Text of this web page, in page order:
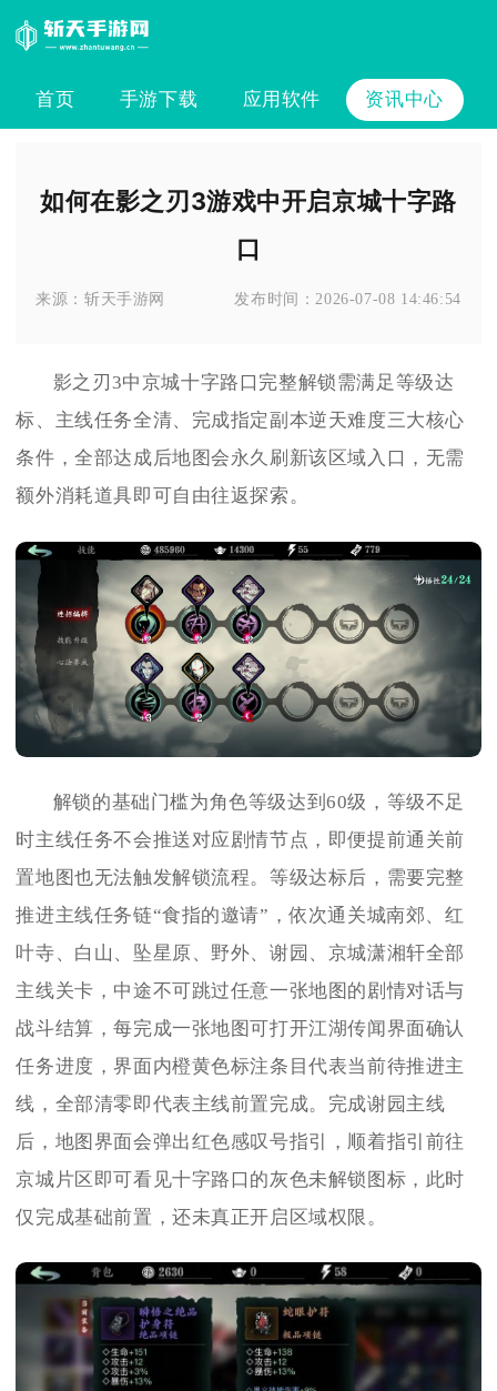
首页 手游下载 应用软件 资讯中心
如何在影之刃3游戏中开启京城十字路
口
来源：斩天手游网 发布时间： 2026-07-08 14:46:54
影之刃3中京城十字路口完整解锁需满足等级达
标、主线任务全清、完成指定副本逆天难度三大核心
条件，全部达成后地图会永久刷新该区域入口，无需
额外消耗道具即可自由往返探索。
解锁的基础门槛为角色等级达到60级，等级不足
时主线任务不会推送对应剧情节点，即便提前通关前
置地图也无法触发解锁流程。等级达标后，需要完整
推进主线任务链“食指的邀请”，依次通关城南郊、红
叶寺、白山、坠星原、野外、谢园、京城潇湘轩全部
主线关卡，中途不可跳过任意一张地图的剧情对话与
战斗结算，每完成一张地图可打开江湖传闻界面确认
任务进度，界面内橙黄色标注条目代表当前待推进主
线，全部清零即代表主线前置完成。完成谢园主线
后，地图界面会弹出红色感叹号指引，顺着指引前往
京城片区即可看见十字路口的灰色未解锁图标，此时
仅完成基础前置，还未真正开启区域权限。